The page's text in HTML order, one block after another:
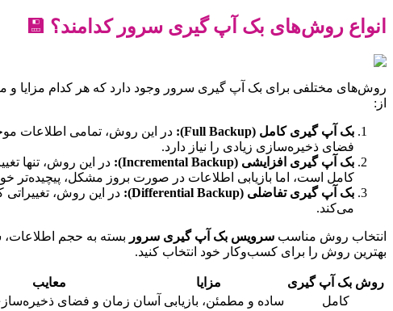
انواع روش‌های بک آپ گیری سرور کدامند؟ 💾
روش‌های مختلفی برای بک آپ گیری سرور وجود دارد که هر کدام مزایا و
از:
بک آپ گیری کامل (Full Backup):
در این روش، تمامی اطلاعات
فضای ذخیره‌سازی زیادی را نیاز دارد.
بک آپ گیری افزایشی (Incremental Backup):
در این روش، تنها
کامل است، اما بازیابی اطلاعات در صورت بروز مشکل، پیچیده‌تر
بک آپ گیری تفاضلی (Differential Backup):
در این روش،
می‌کند.
انتخاب روش مناسب سرویس بک آپ گیری سرور بسته به حجم
بهترین روش را برای کسب‌وکار خود انتخاب کنید.
روش بک آپ گیری مزایا
معایب
کامل
ساده و مطمئن، بازیابی آسان زمان و فضای